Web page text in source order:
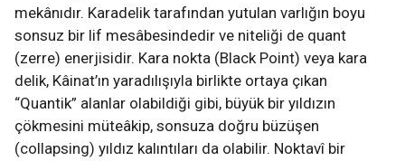
mekânıdır. Karadelik tarafından yutulan varlığın boyu
sonsuz bir lif mesâbesindedir ve niteliği de quant
(zerre) enerjisidir. Kara nokta (Black Point) veya kara
delik, Kâinat’ın yaradılışıyla birlikte ortaya çıkan
“Quantik” alanlar olabildiği gibi, büyük bir yıldızın
çökmesini müteâkip, sonsuza doğru büzüşen
(collapsing) yıldız kalıntıları da olabilir. Noktavî bir